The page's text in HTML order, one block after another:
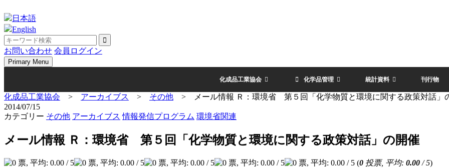
to
content
日本語
English
お問い合わせ 会員ログイン
Primary Menu
化成品工業協会 化学品管理 統計資料 刊行物
化成品工業協会 > アーカイブス > その他 >
メール情報 Ｒ：環境省 第５回「化学物質と環境に関する政策対話」
2014/07/15
カテゴリー その他 アーカイブス 情報発信プログラム 環境省関連
メール情報 Ｒ：環境省 第５回「化学物質と環境に関する政策対話」の開催
(0 投票, 平均: 0.00 / 5)